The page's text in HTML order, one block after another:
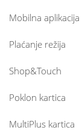
Mobilna aplikacija
Plaćanje režija
Shop&Touch
Poklon kartica
MultiPlus kartica